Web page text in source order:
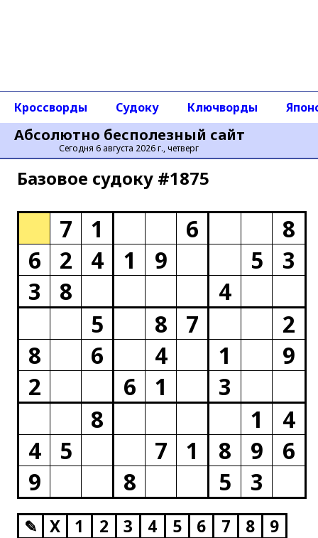
Абсолютно бесполезный сайт
Сегодня 6 августа 2026 г., четверг
Кроссворды Судоку Ключворды
Базовое cудоку #1875
7 1 6
8
6
2 4 1 9 5
3
3
8
4
5
8 7
2
8
6 4 1
9
2
6 1
3
8
1
4
4
5 7 1 8 9
6
9
8 5 3
✎ X 1 2 3 4 5 6 7 8 9